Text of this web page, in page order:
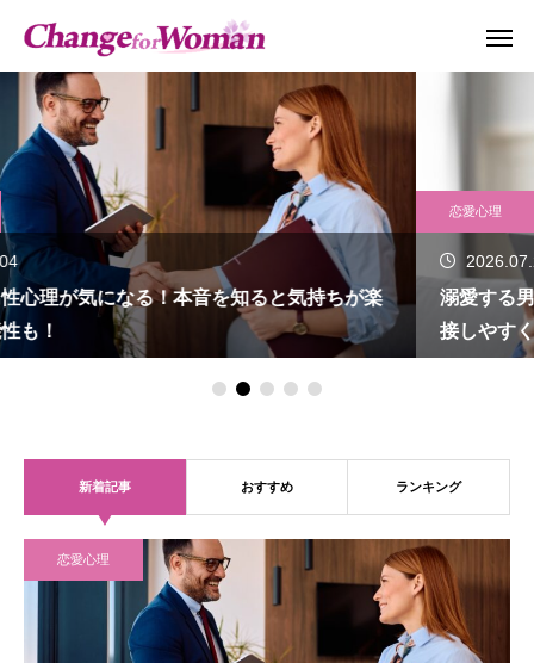
恋愛心理
2026.07.29
溺愛する男性心理になる理由を知りたい！本音を知ると
接しやすくなる場合も！
新着記事 おすすめ ランキング
恋愛心理